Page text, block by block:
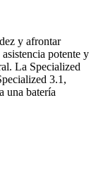
y afrontar
potente y
La Specialized
3.1,
una batería